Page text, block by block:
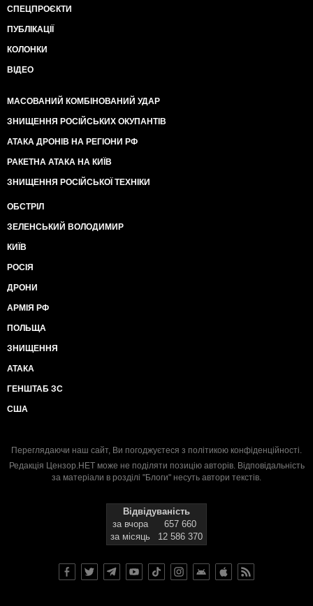
СПЕЦПРОЄКТИ
ПУБЛІКАЦІЇ
КОЛОНКИ
ВІДЕО
МАСОВАНИЙ КОМБІНОВАНИЙ УДАР
ЗНИЩЕННЯ РОСІЙСЬКИХ ОКУПАНТІВ
АТАКА ДРОНІВ НА РЕГІОНИ РФ
РАКЕТНА АТАКА НА КИЇВ
ЗНИЩЕННЯ РОСІЙСЬКОЇ ТЕХНІКИ
ОБСТРІЛ
ЗЕЛЕНСЬКИЙ ВОЛОДИМИР
КИЇВ
РОСІЯ
ДРОНИ
АРМІЯ РФ
ПОЛЬЩА
ЗНИЩЕННЯ
АТАКА
ГЕНШТАБ ЗС
США
Переглядаючи наш сайт, Ви погоджуєтеся з політикою конфіденційності.
Редакція Цензор.НЕТ може не поділяти позицію авторів. Відповідальність
за матеріали в розділі "Блоги" несуть автори текстів.
Відвідуваність
за вчора
657 660
за місяць
12 586 370